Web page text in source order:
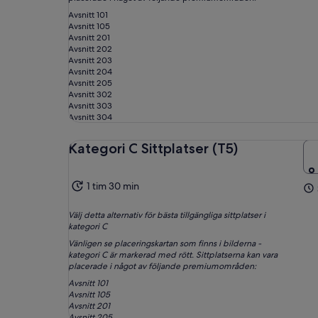
Avsnitt 101
Avsnitt 105
Avsnitt 201
Avsnitt 202
Avsnitt 203
Avsnitt 204
Avsnitt 205
Avsnitt 302
Avsnitt 303
Avsnitt 304
Kategori C Sittplatser (T5)
1 tim 30 min
Välj detta alternativ för bästa tillgängliga sittplatser i
kategori C
Vänligen se placeringskartan som finns i bilderna -
kategori C är markerad med rött. Sittplatserna kan vara
placerade i något av följande premiumområden:
Avsnitt 101
Avsnitt 105
Avsnitt 201